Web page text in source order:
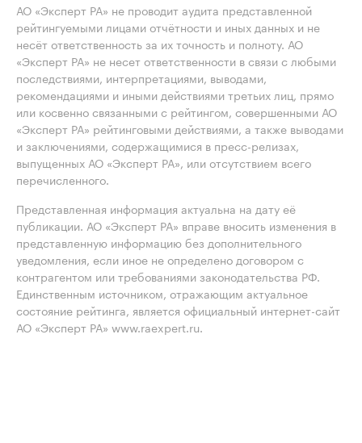
АО «Эксперт РА» не проводит аудита представленной
рейтингуемыми лицами отчётности и иных данных и не
несёт ответственность за их точность и полноту. АО
«Эксперт РА» не несет ответственности в связи с любыми
последствиями, интерпретациями, выводами,
рекомендациями и иными действиями третьих лиц, прямо
или косвенно связанными с рейтингом, совершенными АО
«Эксперт РА» рейтинговыми действиями, а также выводами
и заключениями, содержащимися в пресс-релизах,
выпущенных АО «Эксперт РА», или отсутствием всего
перечисленного.
Представленная информация актуальна на дату её
публикации. АО «Эксперт РА» вправе вносить изменения в
представленную информацию без дополнительного
уведомления, если иное не определено договором с
контрагентом или требованиями законодательства РФ.
Единственным источником, отражающим актуальное
состояние рейтинга, является официальный интернет-сайт
АО «Эксперт РА» www.raexpert.ru.